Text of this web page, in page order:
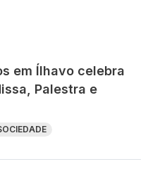
em Ílhavo celebra
Palestra e